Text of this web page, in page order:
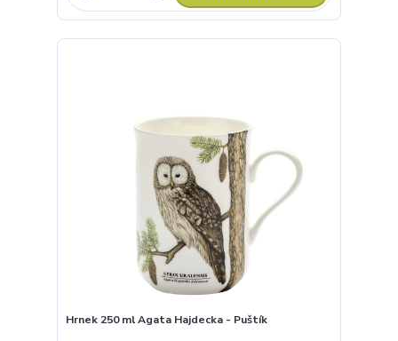
Hrnek 250 ml Agata Hajdecka - Puštík